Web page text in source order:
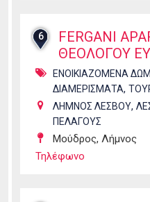
6
FERGANI
ΘΕΟΛΟΓΟΥ
ΕΝΟΙΚΙΑΖΟΜΕΝΑ
ΔΙΑΜΕΡΙΣΜΑΤΑ,
ΛΗΜΝΟΣ ΛΕΣΒΟΥ,
ΠΕΛΑΓΟΥΣ
Μούδρος, Λήμνος
Τηλέφωνο